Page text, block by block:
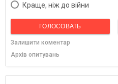
Краще, ніж до війни
ГОЛОСОВАТЬ
Залишити коментар
Архів опитувань